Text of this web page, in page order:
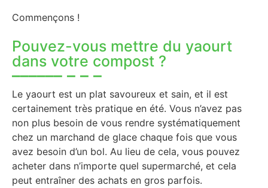
Commençons !
Pouvez-vous mettre du yaourt
dans votre compost ?
Le yaourt est un plat savoureux et sain, et il est
certainement très pratique en été. Vous n’avez pas
non plus besoin de vous rendre systématiquement
chez un marchand de glace chaque fois que vous
avez besoin d’un bol. Au lieu de cela, vous pouvez
acheter dans n’importe quel supermarché, et cela
peut entraîner des achats en gros parfois.